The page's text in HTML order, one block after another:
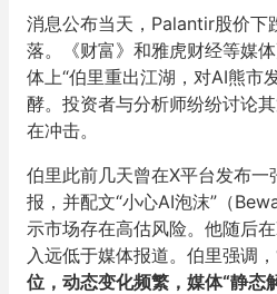
消息公布当天，Palantir股价下
落。《财富》和雅虎财经等媒
体上“伯里重出江湖，对AI熊市
酵。投资者与分析师纷纷讨论
在冲击。
伯里此前几天曾在X平台发布
报，并配文“小心AI泡沫”（
示市场存在高估风险。他随后
入远低于媒体报道。伯里强调，
位，动态变化频繁，媒体“静态